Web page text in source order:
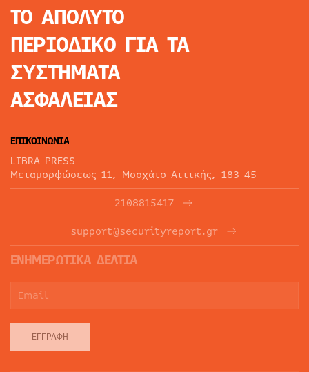
ΤΟ ΑΠΟΛΥΤΟ
ΠΕΡΙΟΔΙΚΟ ΓΙΑ ΤΑ
ΣΥΣΤΗΜΑΤΑ
ΑΣΦΑΛΕΙΑΣ
ΕΠΙΚΟΙΝΩΝΙΑ
LIBRA PRESS
Μεταμορφώσεως 11, Μοσχάτο Αττικής, 183 45
2108815417
support@securityreport.gr
ΕΝΗΜΕΡΩΤΙΚΑ ΔΕΛΤΙΑ
ΕΓΓΡΑΦΉ